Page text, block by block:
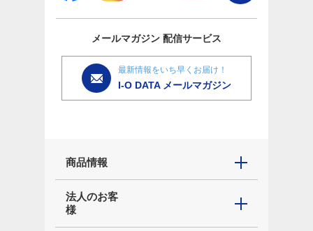
メールマガジン 配信サービス
最新情報をいち早くお届け！
I-O DATA メールマガジン
商品情報
法人のお客
様